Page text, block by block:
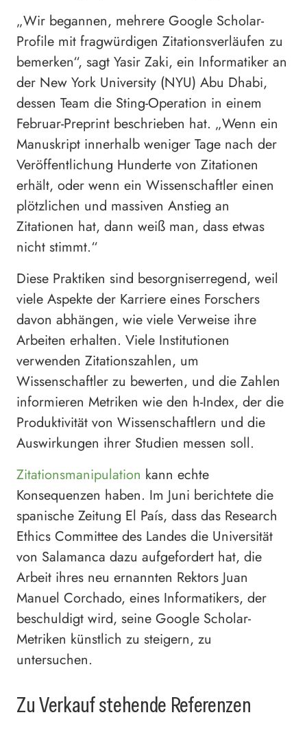
„Wir begannen, mehrere Google Scholar-
Profile mit fragwürdigen Zitationsverläufen zu
bemerken“, sagt Yasir Zaki, ein Informatiker an
der New York University (NYU) Abu Dhabi,
dessen Team die Sting-Operation in einem
Februar-Preprint beschrieben hat. „Wenn ein
Manuskript innerhalb weniger Tage nach der
Veröffentlichung Hunderte von Zitationen
erhält, oder wenn ein Wissenschaftler einen
plötzlichen und massiven Anstieg an
Zitationen hat, dann weiß man, dass etwas
nicht stimmt.“
Diese Praktiken sind besorgniserregend, weil
viele Aspekte der Karriere eines Forschers
davon abhängen, wie viele Verweise ihre
Arbeiten erhalten. Viele Institutionen
verwenden Zitationszahlen, um
Wissenschaftler zu bewerten, und die Zahlen
informieren Metriken wie den h-Index, der die
Produktivität von Wissenschaftlern und die
Auswirkungen ihrer Studien messen soll.
Zitationsmanipulation kann echte
Konsequenzen haben. Im Juni berichtete die
spanische Zeitung El País, dass das Research
Ethics Committee des Landes die Universität
von Salamanca dazu aufgefordert hat, die
Arbeit ihres neu ernannten Rektors Juan
Manuel Corchado, eines Informatikers, der
beschuldigt wird, seine Google Scholar-
Metriken künstlich zu steigern, zu
untersuchen.
Zu Verkauf stehende Referenzen